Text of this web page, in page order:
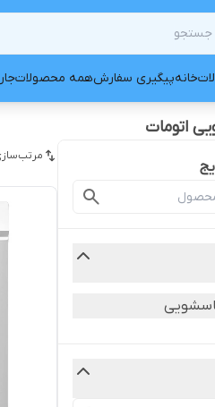
خانهپیگیری سفارشهمه محصولات
اتومات